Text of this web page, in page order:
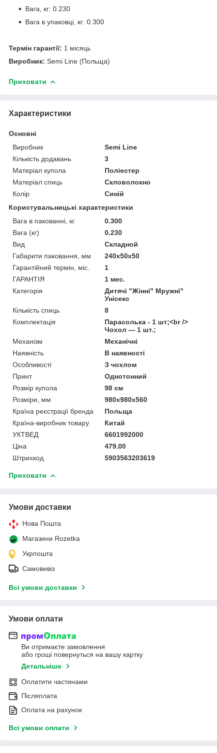
Вага, кг: 0.230
Вага в упаковці, кг: 0.300
Термін гарантії: 1 місяць
Виробник: Semi Line (Польща)
Приховати
Характеристики
Основні
Виробник
Semi Line
Кількість додавань
3
Матеріал купола
Поліестер
Матеріал спиць
Скловолокно
Колір
Синій
Користувальницькі характеристики
Вага в пакованні, кг.
0.300
Вага (кг)
0.230
Вид
Складной
Габарити паковання, мм
240х50х50
Гарантійний термін, міс.
1
ГАРАНТІЯ
1 мес.
Категорія
Дитячі "Жінні" Мружні"
Унісекс
Кількість спиць
8
Комплектація
Парасолька - 1 шт;<br />
Чохол — 1 шт.;
Механізм
Механічні
Наявність
В наявності
Особливості
З чохлом
Принт
Однотонний
Розмір купола
98 см
Розміри, мм
980х980х560
Країна реєстрації бренда
Польща
Країна-виробник товару
Китай
УКТВЕД
6601992000
Ціна
479.00
Штрихкод
5903563203619
Приховати
Умови доставки
Нова Пошта
Магазини Rozetka
Укрпошта
Самовивіз
Всі умови доставки
Умови оплати
Ви отримаєте замовлення
або гроші повернуться на вашу картку
Детальніше
Оплатити частинами
Післяплата
Оплата на рахунок
Всі умови оплати